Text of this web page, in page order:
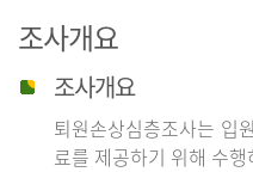
조사개요
조사개요
퇴원손상심층조사는 입
료를 제공하기 위해 수